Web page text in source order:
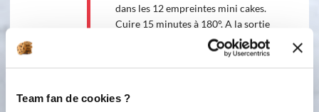
Team fan de cookies ?
dans les 12 empreintes mini cakes.
Cuire 15 minutes à 180°. A la sortie
du four attendre quelques minutes
avant de démouler. Vous pouvez
cuisson.